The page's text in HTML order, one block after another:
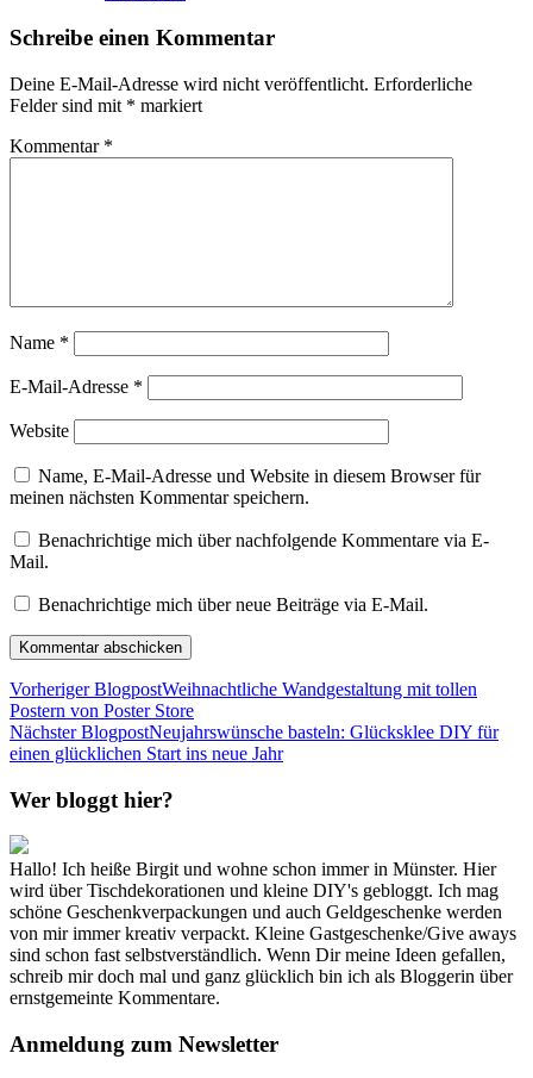
Schreibe einen Kommentar
Deine E-Mail-Adresse wird nicht veröffentlicht. Erforderliche
Felder sind mit * markiert
Kommentar *
Name *
E-Mail-Adresse *
Website
Name, E-Mail-Adresse und Website in diesem Browser für
meinen nächsten Kommentar speichern.
Benachrichtige mich über nachfolgende Kommentare via E-
Mail.
Benachrichtige mich über neue Beiträge via E-Mail.
Vorheriger BlogpostWeihnachtliche Wandgestaltung mit tollen
Postern von Poster Store
Nächster BlogpostNeujahrswünsche basteln: Glücksklee DIY für
einen glücklichen Start ins neue Jahr
Wer bloggt hier?
Hallo! Ich heiße Birgit und wohne schon immer in Münster. Hier
wird über Tischdekorationen und kleine DIY's gebloggt. Ich mag
schöne Geschenkverpackungen und auch Geldgeschenke werden
von mir immer kreativ verpackt. Kleine Gastgeschenke/Give aways
sind schon fast selbstverständlich. Wenn Dir meine Ideen gefallen,
schreib mir doch mal und ganz glücklich bin ich als Bloggerin über
ernstgemeinte Kommentare.
Anmeldung zum Newsletter